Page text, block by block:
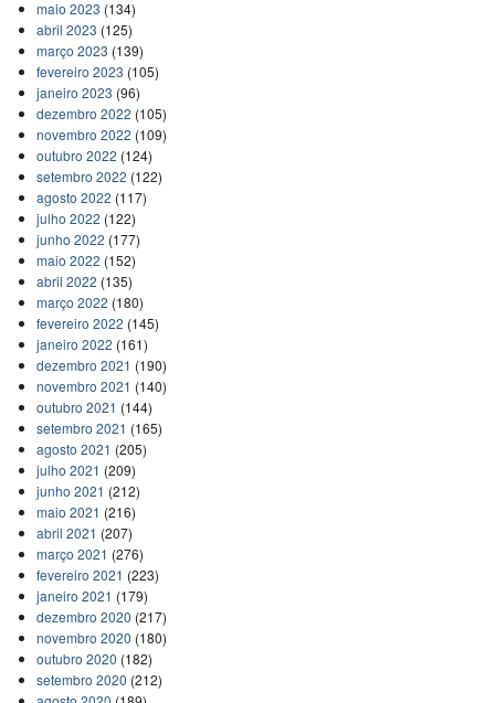
maio 2023 (134)
abril 2023 (125)
março 2023 (139)
fevereiro 2023 (105)
janeiro 2023 (96)
dezembro 2022 (105)
novembro 2022 (109)
outubro 2022 (124)
setembro 2022 (122)
agosto 2022 (117)
julho 2022 (122)
junho 2022 (177)
maio 2022 (152)
abril 2022 (135)
março 2022 (180)
fevereiro 2022 (145)
janeiro 2022 (161)
dezembro 2021 (190)
novembro 2021 (140)
outubro 2021 (144)
setembro 2021 (165)
agosto 2021 (205)
julho 2021 (209)
junho 2021 (212)
maio 2021 (216)
abril 2021 (207)
março 2021 (276)
fevereiro 2021 (223)
janeiro 2021 (179)
dezembro 2020 (217)
novembro 2020 (180)
outubro 2020 (182)
setembro 2020 (212)